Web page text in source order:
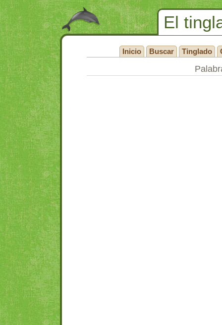
El
Inicio Buscar Tinglado